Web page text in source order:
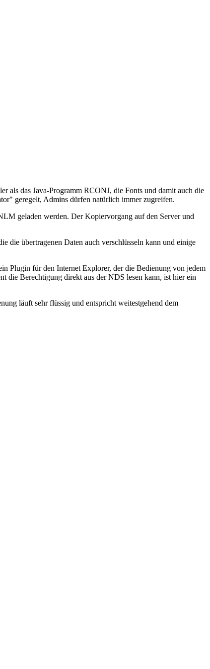
als das Java-Programm RCONJ, die Fonts und damit auch die
geregelt, Admins dürfen natürlich immer zugreifen.
geladen werden. Der Kopiervorgang auf den Server und
die übertragenen Daten auch verschlüsseln kann und einige
Plugin für den Internet Explorer, der die Bedienung von jedem
die Berechtigung direkt aus der NDS lesen kann, ist hier ein
läuft sehr flüssig und entspricht weitestgehend dem